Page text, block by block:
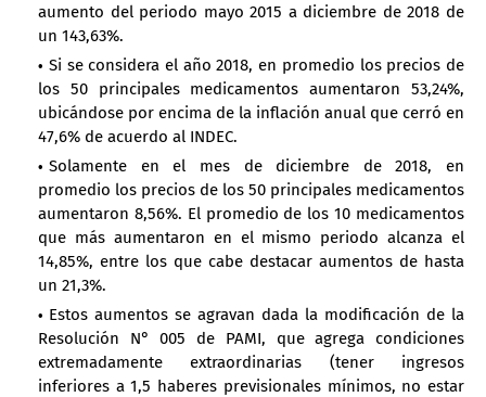
aumento del periodo mayo 2015 a diciembre de 2018 de
un 143,63%.
Si se considera el año 2018, en promedio los precios de
los 50 principales medicamentos aumentaron 53,24%,
ubicándose por encima de la inflación anual que cerró en
47,6% de acuerdo al INDEC.
Solamente en el mes de diciembre de 2018, en
promedio los precios de los 50 principales medicamentos
aumentaron 8,56%. El promedio de los 10 medicamentos
que más aumentaron en el mismo periodo alcanza el
14,85%, entre los que cabe destacar aumentos de hasta
un 21,3%.
Estos aumentos se agravan dada la modificación de la
Resolución N° 005 de PAMI, que agrega condiciones
extremadamente extraordinarias (tener ingresos
inferiores a 1,5 haberes previsionales mínimos, no estar